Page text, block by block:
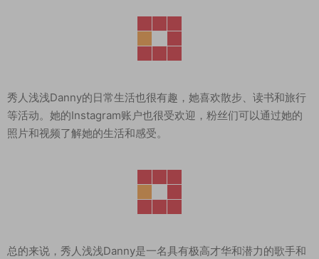
秀人浅浅Danny的日常生活也很有趣，她喜欢散步、读书和旅行
等活动。她的Instagram账户也很受欢迎，粉丝们可以通过她的
照片和视频了解她的生活和感受。
总的来说，秀人浅浅Danny是一名具有极高才华和潜力的歌手和